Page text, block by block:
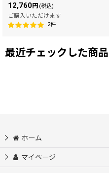
12,760円 (税込)
ご購入いただけます
2件
最近チェックした商品
ホーム
マイページ